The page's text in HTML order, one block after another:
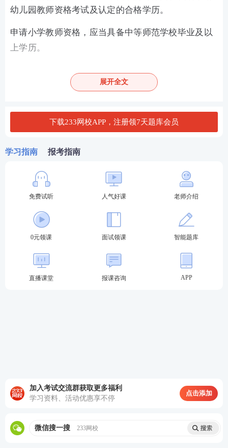
幼儿园教师资格考试及认定的合格学历。
申请小学教师资格，应当具备中等师范学校毕业及以
上学历。
学本科毕业及以上学历。
申请中等职业学校实习指导教师资格，应当具备中等
以上专业技术职务或者中级及以上工人技术等级。
(三)普通话水平测试达到二级乙等及以上标准，取得
相应等级合格证书，申报语文
应达到二级甲等及
以上标准。
(四)申请人应具有良好的身体素质和心理素质，无传
染性疾病，无精神病史，能适应教育教学工作的需
要，符合申请认定教师资格的体检标准，经教师资格
(一)认定幼儿园、小学和初级中学教师资格：社会人
林市内全日制普通高等学校2023年应届毕业生、在读
展开全文
下载233网校APP，注册领7天题库会员
学习指南 报考指南
免费试听 人气好课 老师介绍
0元领课 面试领课 智能题库
直播课堂 报课咨询 APP
加入考试交流群获取更多福利
学习资料、活动优惠享不停
点击添加
微信搜一搜 233网校